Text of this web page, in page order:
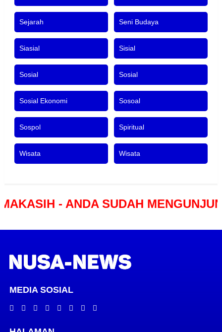
Sejarah Seni Budaya
Siasial Sisial
Sosial Sosial
Sosial Ekonomi Sosoal
Sospol Spiritual
Wisata Wisata
- ANDA SUDAH MENGUNJUNGI
MEDIA SOSIAL